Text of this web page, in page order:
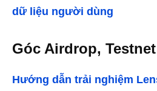
dữ liệu người dùng
Góc Airdrop,
Hướng dẫn trải nghiệm